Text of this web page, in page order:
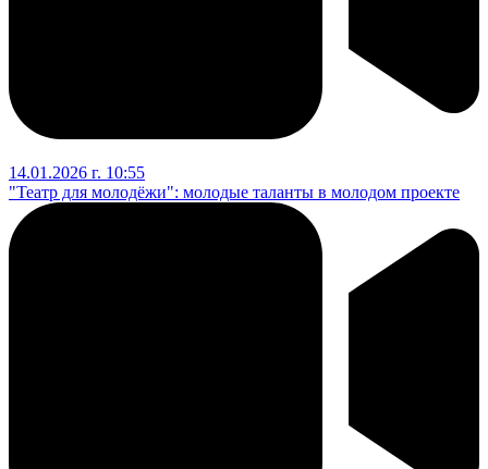
14.01.2026 г. 10:55
"Театр для молодёжи": молодые таланты в молодом проекте